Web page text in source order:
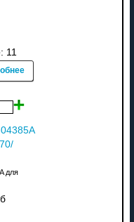
11
для